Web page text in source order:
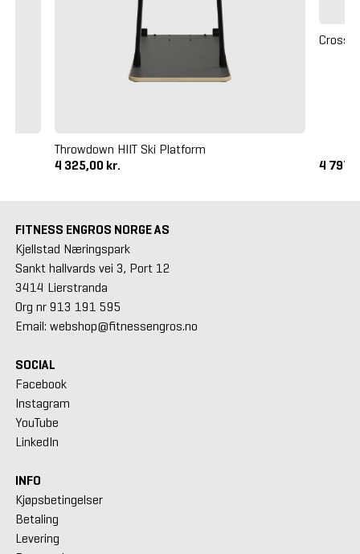
Throwdown HIIT Ski Platform
4 325,00 kr.
4
FITNESS ENGROS NORGE AS
Kjellstad Næringspark
Sankt hallvards vei 3, Port 12
3414 Lierstranda
Org nr 913 191 595
Email: webshop@fitnessengros.no
SOCIAL
Facebook
Instagram
YouTube
LinkedIn
INFO
Kjøpsbetingelser
Betaling
Levering